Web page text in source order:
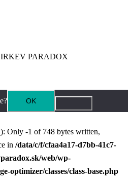
PARADOX
OK
Only -1 of 748 bytes written,
in /data/c/f/cfaa4a17-d7bb-41c7-
web/wp-
optimizer/classes/class-base.php